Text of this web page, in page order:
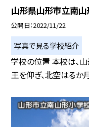
山形県山形市立南
公開日 2022/11/22
写真で見る学校紹介
学校の位置 本校は、
王を仰ぎ、北空はるか